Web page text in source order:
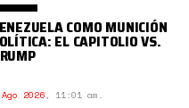
COMO MUNICIÓN
EL CAPITOLIO VS.
2026, 11:01 am.